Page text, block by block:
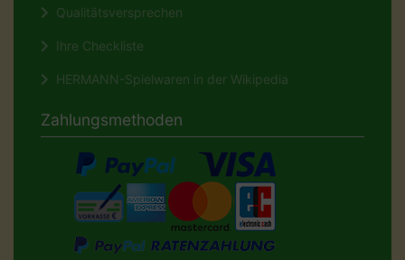
Qualitätsversprechen
Ihre Checkliste
HERMANN-Spielwaren in der Wikipedia
Zahlungsmethoden